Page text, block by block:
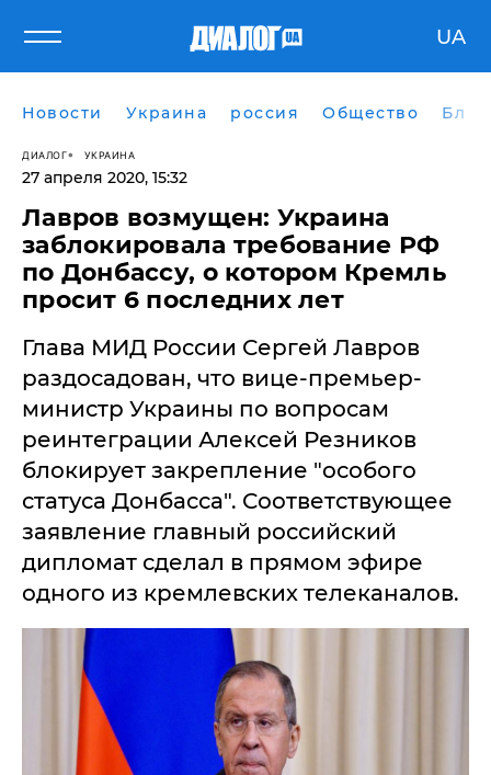
UA
Новости Украина россия Общество
ДИАЛОГ УКРАИНА
27 апреля 2020, 15:32
Лавров возмущен: Украина
заблокировала требование РФ
по Донбассу, о котором Кремль
просит 6 последних лет
​Глава МИД России Сергей Лавров
раздосадован, что вице-премьер-
министр Украины по вопросам
реинтеграции Алексей Резников
блокирует закрепление "особого
статуса Донбасса". Соответствующее
заявление главный российский
дипломат сделал в прямом эфире
одного из кремлевских телеканалов.